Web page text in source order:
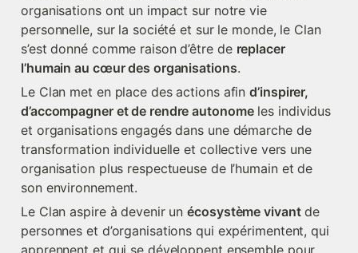
organisations ont un impact sur notre vie
personnelle, sur la société et sur le monde, le Clan
s’est donné comme raison d’être de replacer
l’humain au cœur des organisations.
Le Clan met en place des actions afin d’inspirer,
d’accompagner et de rendre autonome les individus
et organisations engagés dans une démarche de
transformation individuelle et collective vers une
organisation plus respectueuse de l’humain et de
son environnement.
Le Clan aspire à devenir un écosystème vivant de
personnes et d’organisations qui expérimentent, qui